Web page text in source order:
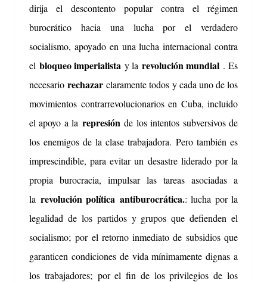
dirija el descontento popular contra el régimen
burocrático hacia una lucha por el verdadero
socialismo, apoyado en una lucha internacional contra
el bloqueo imperialista y la revolución mundial . Es
necesariorechazar claramente todos y cada uno de los
movimientos contrarrevolucionarios en Cuba, incluido
el apoyo a la represión de los intentos subversivos de
los enemigos de la clase trabajadora. Pero también es
imprescindible, para evitar un desastre liderado por la
propia burocracia, impulsar las tareas asociadas a
la revolución política antiburocrática.: lucha por la
legalidad de los partidos y grupos que defienden el
socialismo;por el retorno inmediato de subsidios que
garanticen condiciones de vida mínimamente dignas a
los trabajadores; por el fin de los privilegios de los